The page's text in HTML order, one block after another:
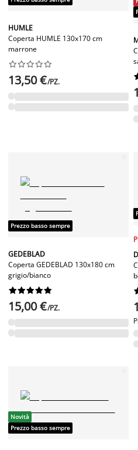
HUMLE
Coperta HUMLE 130x170 cm
marrone






13,50 €/PZ.
Prezzo basso sempre
GEDEBLAD
Coperta GEDEBLAD 130x180 cm
grigio/bianco






15,00 €/PZ.
Novità
Prezzo basso sempre